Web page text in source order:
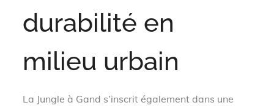
durabilité en
milieu urbain
La Jungle à Gand s’inscrit également dans une